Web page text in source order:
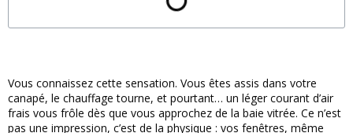
Vous connaissez cette sensation. Vous êtes assis dans votre
canapé, le chauffage tourne, et pourtant… un léger courant d’air
frais vous frôle dès que vous approchez de la baie vitrée. Ce n’est
pas une impression, c’est de la physique : vos fenêtres, même